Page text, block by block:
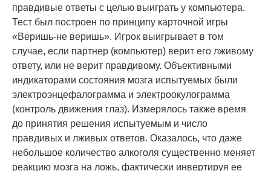
правдивые ответы с целью выиграть у компьютера.
Тест был построен по принципу карточной игры
«Веришь-не веришь». Игрок выигрывает в том
случае, если партнер (компьютер) верит его лживому
ответу, или не верит правдивому. Объективными
индикаторами состояния мозга испытуемых были
электроэнцефалограмма и электроокулограмма
(контроль движения глаз). Измерялось также время
до принятия решения испытуемым и число
правдивых и лживых ответов. Оказалось, что даже
небольшое количество алкоголя существенно меняет
реакцию мозга на ложь, фактически инвертируя ее